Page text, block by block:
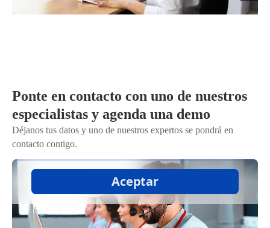
Ponte en contacto con uno de nuestros
especialistas y agenda una demo
Déjanos tus datos y uno de nuestros expertos se pondrá en
contacto contigo.